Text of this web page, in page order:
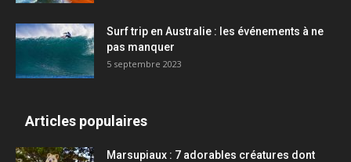
Surf trip en Australie : les événements à ne
pas manquer
5 septembre 2023
Articles populaires
Marsupiaux : 7 adorables créatures dont